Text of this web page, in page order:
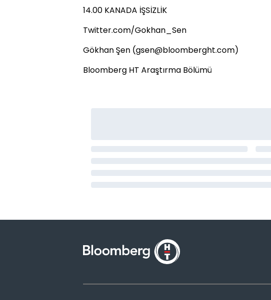
14.00 KANADA İŞSİZLİK
Twitter.com/Gokhan_Sen
Gökhan Şen (gsen@bloomberght.com)
Bloomberg HT Araştırma Bölümü